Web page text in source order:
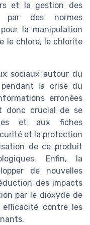
et la gestion des
par des normes
la manipulation
le chlore, le chlorite
sociaux autour du
la crise du
erronées
donc crucial de se
et aux fiches
et la protection
de ce produit
Enfin, la
de nouvelles
des impacts
par le dioxyde de
contre les